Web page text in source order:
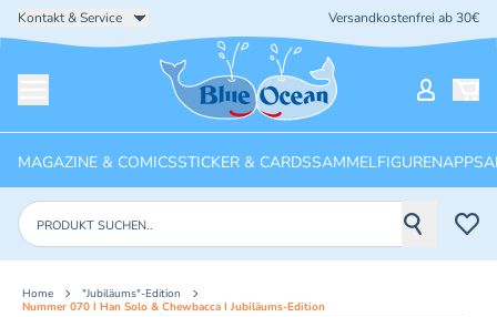
Kontakt & Service Versandkostenfrei ab 30€
Startseite
MAGAZINE & COMICSSTICKER & CARDSSAMMELFIGURENAPPS
Produkte suchen
Home
"Jubiläums"-Edition
Nummer 070 I Han Solo & Chewbacca I Jubiläums-Edition